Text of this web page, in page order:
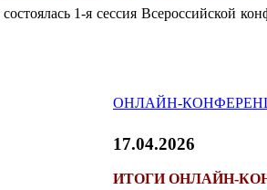
1-я сессия
ОНЛАЙН-
17.04.2026
ИТОГИ ОНЛАЙН-